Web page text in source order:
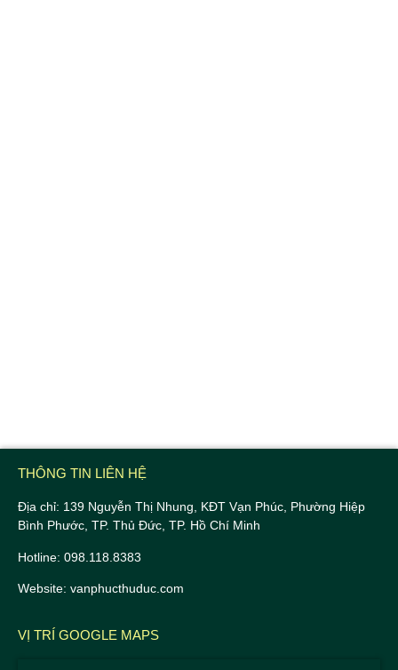
THÔNG TIN LIÊN HỆ
Địa chỉ: 139 Nguyễn Thị Nhung, KĐT Vạn Phúc, Phường Hiệp
Bình Phước, TP. Thủ Đức, TP. Hồ Chí Minh
Hotline: 098.118.8383
Website: vanphucthuduc.com
VỊ TRÍ GOOGLE MAPS